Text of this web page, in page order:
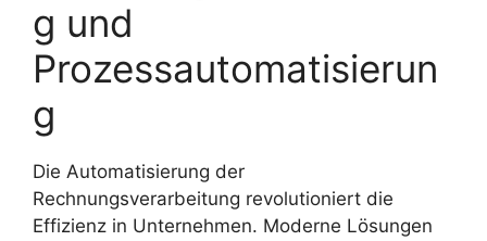
g und
Prozessautomatisierun
g
Die Automatisierung der
Rechnungsverarbeitung revolutioniert die
Effizienz in Unternehmen. Moderne Lösungen